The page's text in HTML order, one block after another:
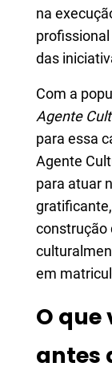
na
das
Com a
Agente
para essa
Agente
para atuar
construção
em
O que
antes